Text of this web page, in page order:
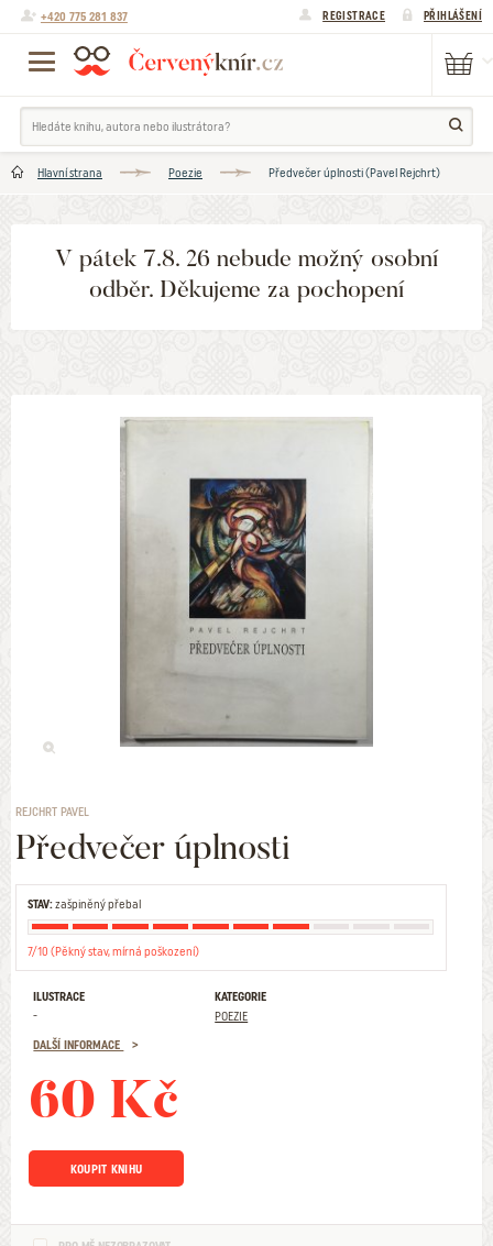
+420 775 281 837 REGISTRACE PŘIHLÁŠENÍ
Hlavní strana Poezie Předvečer úplnosti (Pavel Rejchrt)
V pátek 7.8. 26 nebude možný osobní
odběr. Děkujeme za pochopení
REJCHRT PAVEL
Předvečer úplnosti
STAV:zašpiněný přebal
7/10 (Pěkný stav, mírná poškození)
ILUSTRACE
-
KATEGORIE
POEZIE
DALŠÍ INFORMACE
60 Kč
KOUPIT KNIHU